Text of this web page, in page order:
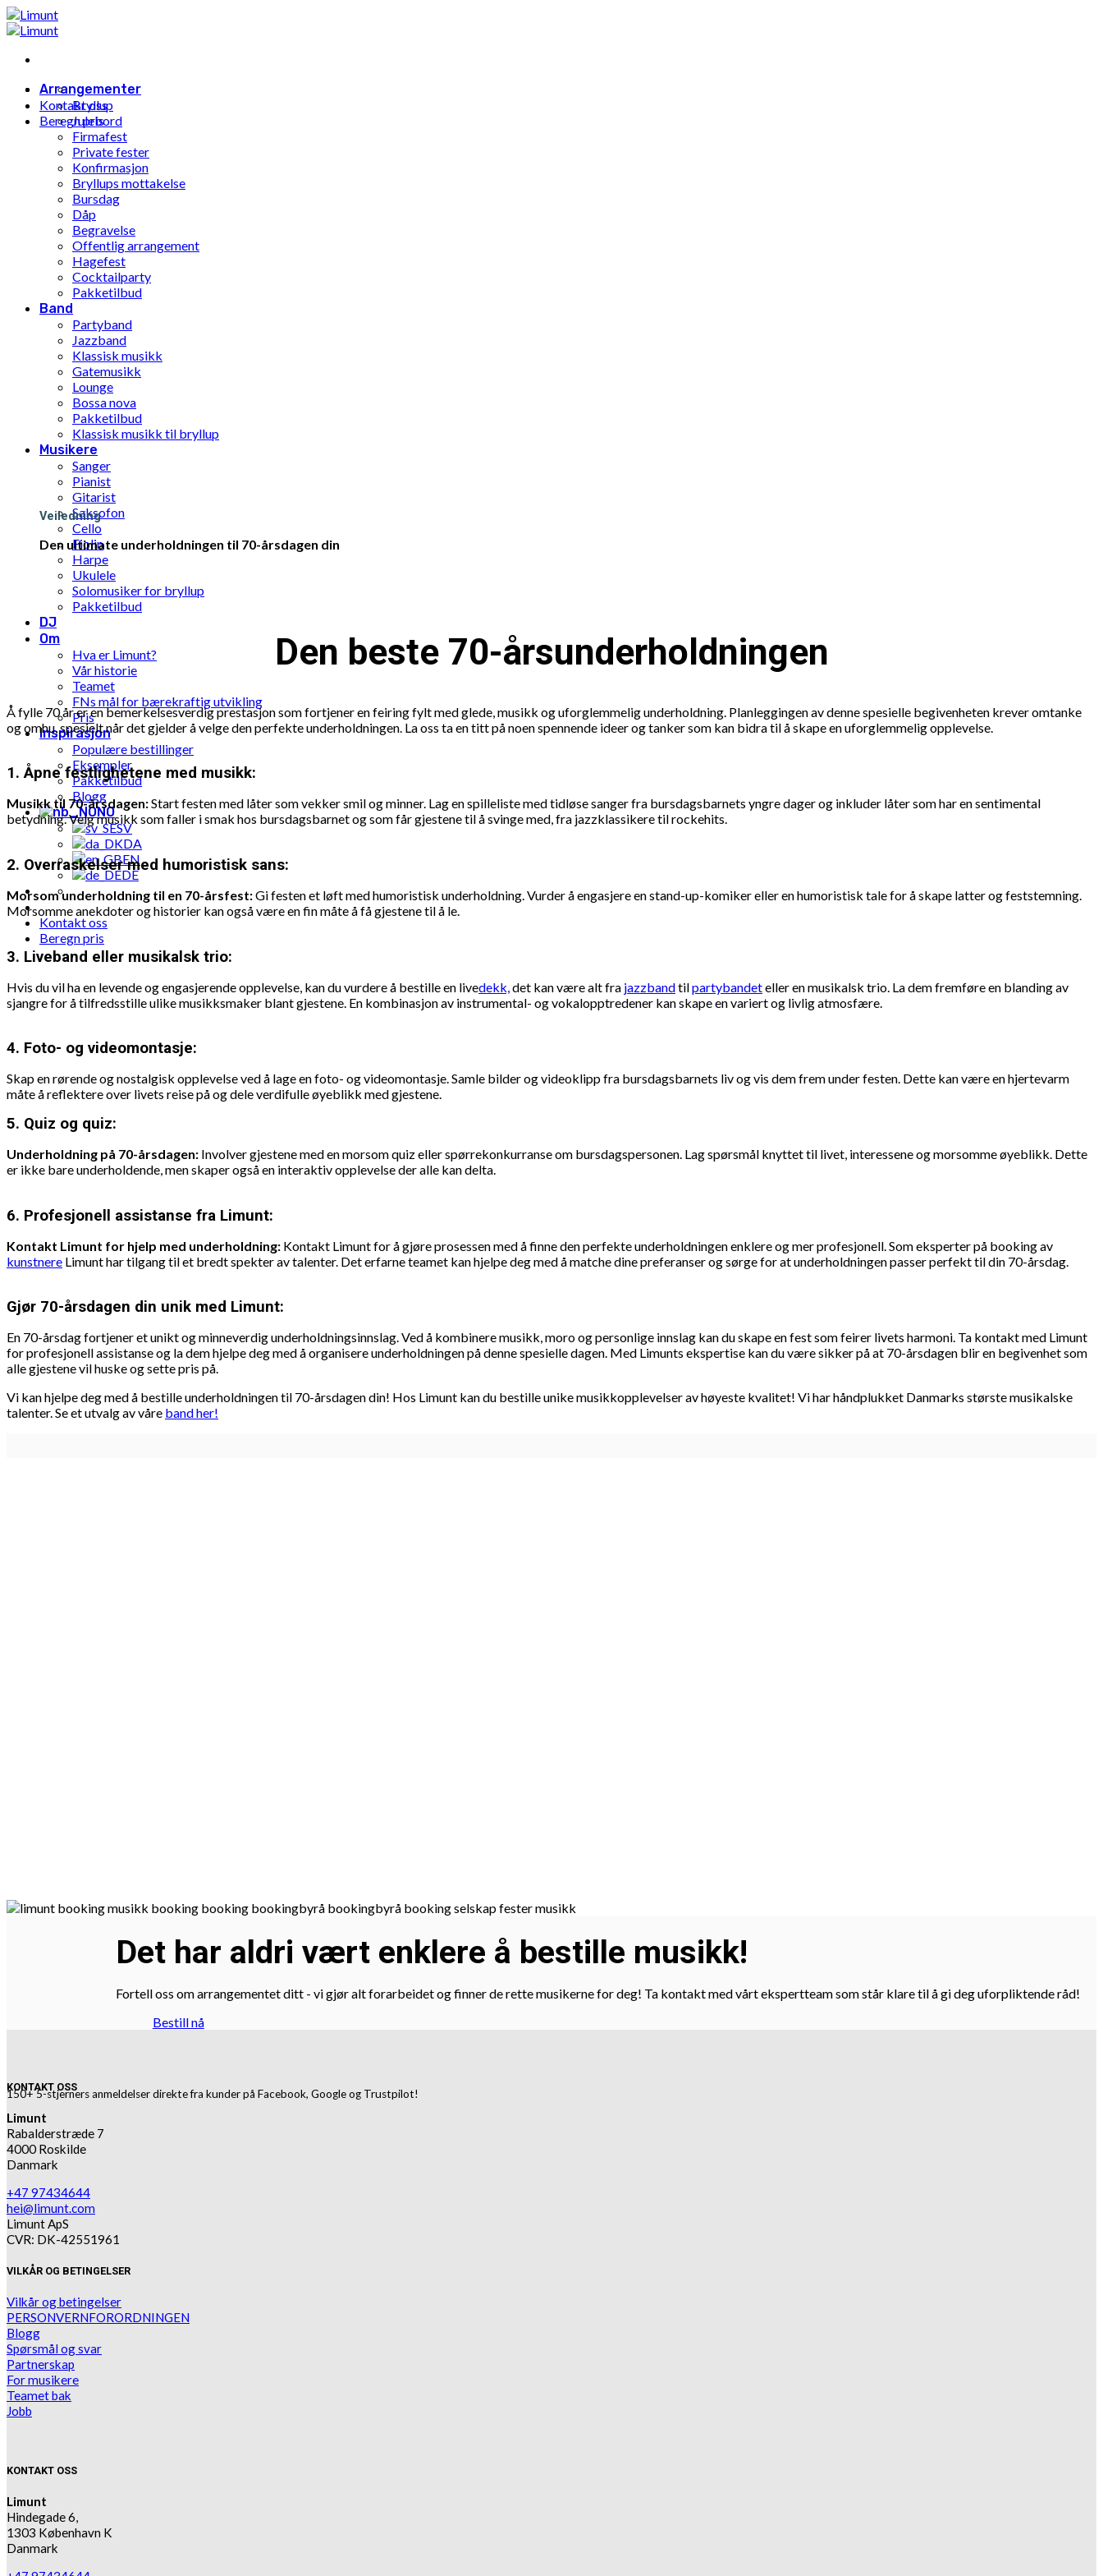
Gå
til
Arrangementer
Bryllup
Julebord
Firmafest
Private fester
Konfirmasjon
Bryllups mottakelse
Bursdag
Dåp
Begravelse
Offentlig arrangement
Hagefest
Cocktailparty
Pakketilbud
Band
Partyband
Jazzband
Klassisk musikk
Gatemusikk
Lounge
Bossa nova
Pakketilbud
Klassisk musikk til bryllup
Musikere
Sanger
Pianist
Gitarist
Saksofon
Cello
Fiolin
Harpe
Ukulele
Solomusiker for bryllup
Pakketilbud
DJ
Om
Hva er Limunt?
Vår historie
Teamet
FNs mål for bærekraftig utvikling
Pris
Inspirasjon
Populære bestillinger
Eksempler
Pakketilbud
Blogg
NO
SV
DA
EN
DE
Kontakt oss
Beregn pris
Kontakt oss
Beregn pris
Veiledning
Den ultimate underholdningen til 70-årsdagen din
Den beste 70-årsunderholdningen
Å fylle 70 år er en bemerkelsesverdig prestasjon som fortjener en feiring fylt med glede, musikk og uforglemmelig underholdning. Planleggingen av denne spesielle begivenheten krever omtanke
og omhu, spesielt når det gjelder å velge den perfekte underholdningen. La oss ta en titt på noen spennende ideer og tanker som kan bidra til å skape en uforglemmelig opplevelse.
1.Åpne festlighetene med musikk:
Musikk til 70-årsdagen:Start festen med låter som vekker smil og minner. Lag en spilleliste med tidløse sanger fra bursdagsbarnets yngre dager og inkluder låter som har en sentimental
betydning. Velg musikk som faller i smak hos bursdagsbarnet og som får gjestene til å svinge med, fra jazzklassikere til rockehits.
2. Overraskelser med humoristisk sans:
Morsom underholdning til en 70-årsfest:Gi festen et løft med humoristisk underholdning. Vurder å engasjere en stand-up-komiker eller en humoristisk tale for å skape latter og feststemning.
Morsomme anekdoter og historier kan også være en fin måte å få gjestene til å le.
3. Liveband eller musikalsk trio:
Hvis du vil ha en levende og engasjerende opplevelse, kan du vurdere å bestille en livedekk, det kan være alt fra jazzbandtilpartybandeteller en musikalsk trio. La dem fremføre en blanding av
sjangre for å tilfredsstille ulike musikksmaker blant gjestene. En kombinasjon av instrumental- og vokalopptredener kan skape en variert og livlig atmosfære.
4. Foto- og videomontasje:
Skap en rørende og nostalgisk opplevelse ved å lage en foto- og videomontasje. Samle bilder og videoklipp fra bursdagsbarnets liv og vis dem frem under festen. Dette kan være en hjertevarm
måte å reflektere over livets reise på og dele verdifulle øyeblikk med gjestene.
5. Quiz og quiz:
Underholdning på 70-årsdagen: Involver gjestene med en morsom quiz eller spørrekonkurranse om bursdagspersonen. Lag spørsmål knyttet til livet, interessene og morsomme øyeblikk. Dette
er ikke bare underholdende, men skaper også en interaktiv opplevelse der alle kan delta.
6. Profesjonell assistanse fra Limunt:
Kontakt Limunt for hjelp med underholdning: Kontakt Limunt for å gjøre prosessen med å finne den perfekte underholdningen enklere og mer profesjonell. Som eksperter på booking av
kunstnere Limunt har tilgang til et bredt spekter av talenter. Det erfarne teamet kan hjelpe deg med å matche dine preferanser og sørge for at underholdningen passer perfekt til din 70-årsdag.
Gjør 70-årsdagen din unik med Limunt:
En 70-årsdag fortjener et unikt og minneverdig underholdningsinnslag. Ved å kombinere musikk, moro og personlige innslag kan du skape en fest som feirer livets harmoni. Ta kontakt med Limunt
for profesjonell assistanse og la dem hjelpe deg med å organisere underholdningen på denne spesielle dagen. Med Limunts ekspertise kan du være sikker på at 70-årsdagen blir en begivenhet som
alle gjestene vil huske og sette pris på.
Vi kan hjelpe deg med å bestille underholdningen til 70-årsdagen din! Hos Limunt kan du bestille unike musikkopplevelser av høyeste kvalitet! Vi har håndplukket Danmarks største musikalske
talenter. Se et utvalg av våre band her!
Det har aldri vært enklere å bestille musikk!
Fortell oss om arrangementet ditt - vi gjør alt forarbeidet og finner de rette musikerne for deg! Ta kontakt med vårt ekspertteam som står klare til å gi deg uforpliktende råd!
Bestill nå
150+ 5-stjerners anmeldelser direkte fra kunder på Facebook, Google og Trustpilot!
KONTAKT OSS
Limunt
Rabalderstræde 7
4000 Roskilde
Danmark
+47 97434644
hei@limunt.com
Limunt ApS
CVR: DK-42551961
VILKÅR OG BETINGELSER
Vilkår og betingelser
PERSONVERNFORORDNINGEN
Blogg
Spørsmål og svar
Partnerskap
For musikere
Teamet bak
Jobb
KONTAKT OSS
Limunt
Hindegade 6,
1303 København K
Danmark